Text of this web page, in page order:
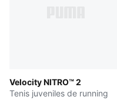
Velocity NITRO™ 2
Tenis juveniles de running